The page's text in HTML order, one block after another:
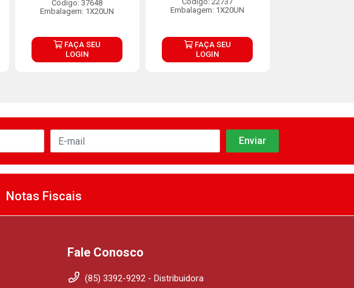
Código: 37648
Embalagem: 1X20UN
FAÇA SEU
LOGIN
Embalagem: 1X20UN
FAÇA SEU
LOGIN
Notas Fiscais
Fale Conosco
(85) 3392-9292 - Distribuidora